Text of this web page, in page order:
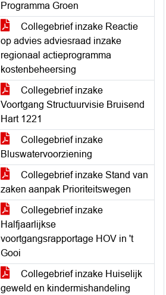
Programma Groen
Collegebrief inzake Reactie
op advies adviesraad inzake
regionaal actieprogramma
kostenbeheersing
Collegebrief inzake
Voortgang Structuurvisie Bruisend
Hart 1221
Collegebrief inzake
Bluswatervoorziening
Collegebrief inzake Stand van
zaken aanpak Prioriteitswegen
Collegebrief inzake
Halfjaarlijkse
voortgangsrapportage HOV in 't
Gooi
Collegebrief inzake Huiselijk
geweld en kindermishandeling